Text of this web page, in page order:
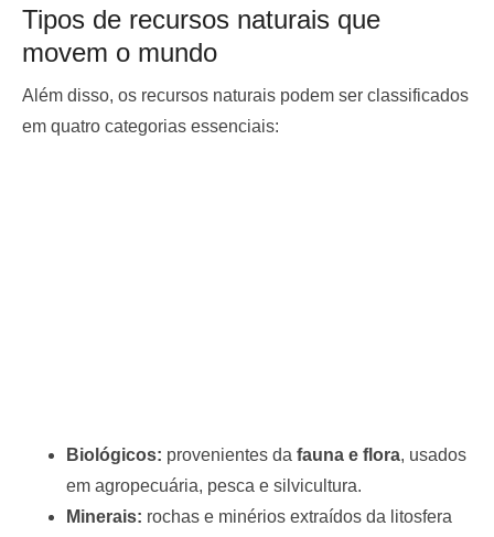
Tipos de recursos naturais que
movem o mundo
Além disso, os recursos naturais podem ser classificados
em quatro categorias essenciais:
Biológicos: provenientes da fauna e flora, usados
em agropecuária, pesca e silvicultura.
Minerais: rochas e minérios extraídos da litosfera